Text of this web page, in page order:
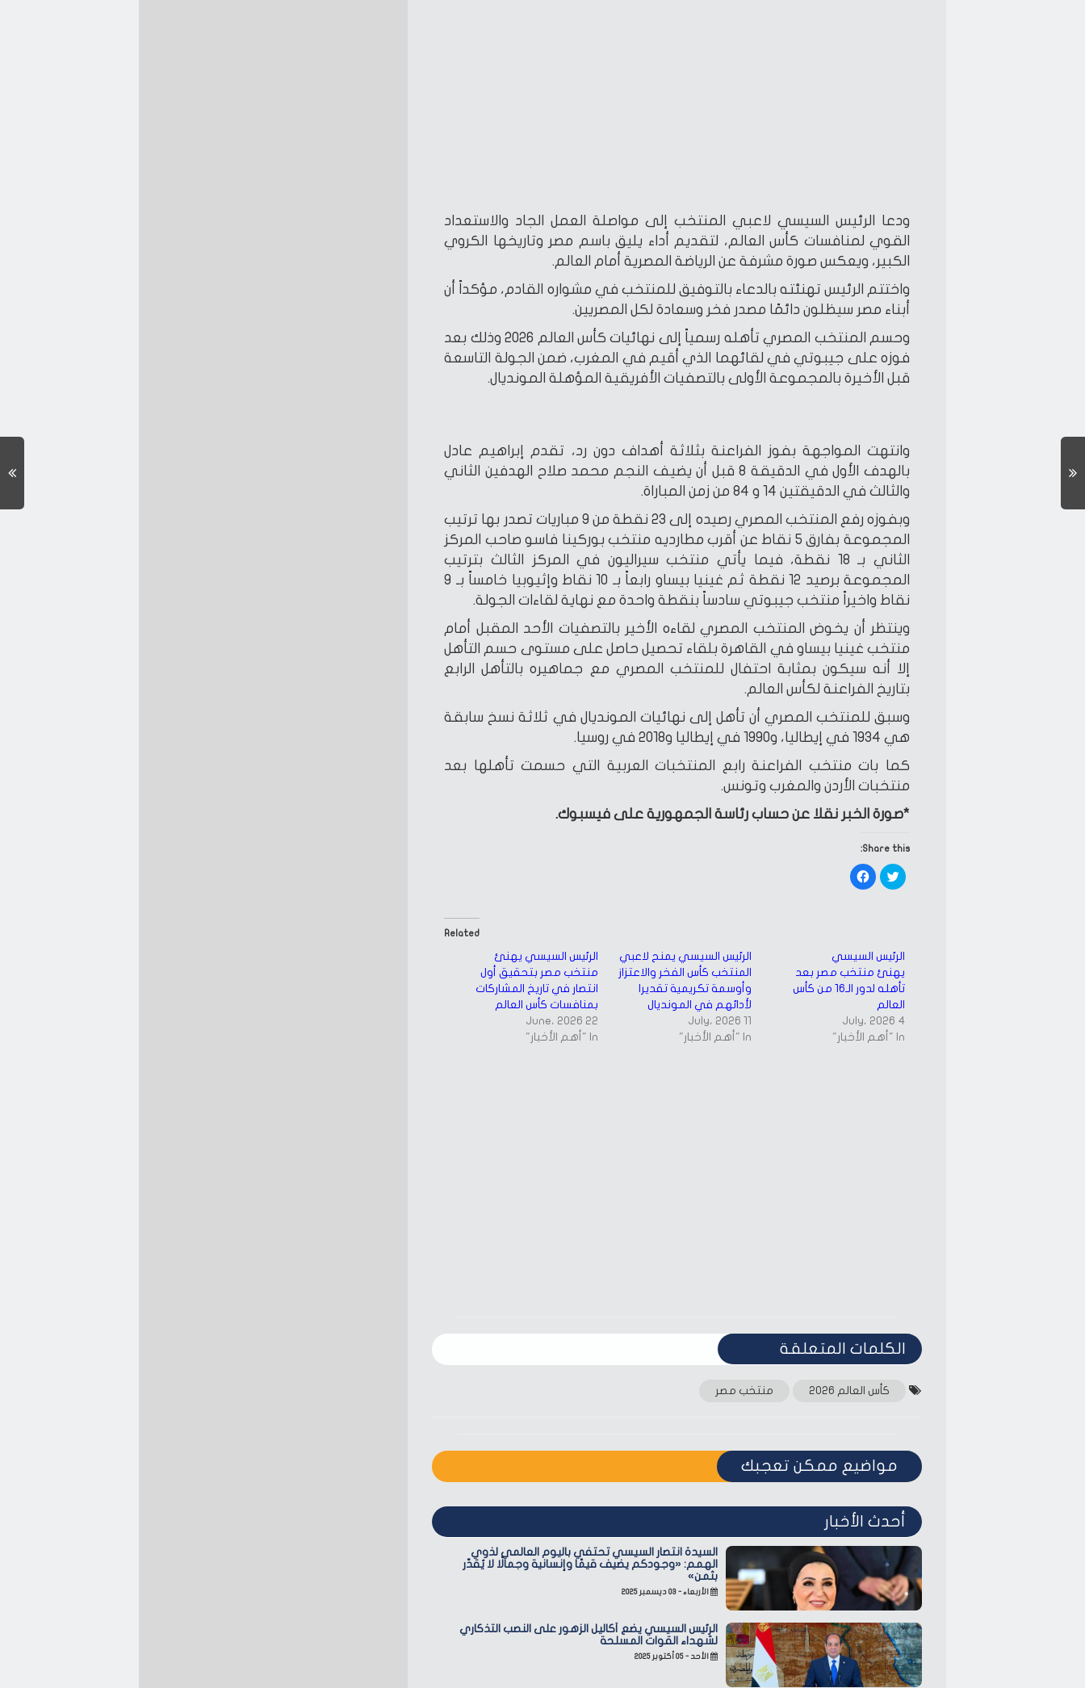
ودعا الرئيس السيسي لاعبي المنتخب إلى مواصلة العمل الجاد والاستعداد
القوي لمنافسات كأس العالم، لتقديم أداء يليق باسم مصر وتاريخها الكروي
الكبير، ويعكس صورة مشرفة عن الرياضة المصرية أمام العالم.
واختتم الرئيس تهنئته بالدعاء بالتوفيق للمنتخب في مشواره القادم، مؤكداً أن
أبناء مصر سيظلون دائمًا مصدر فخر وسعادة لكل المصريين.
وحسم المنتخب المصري تأهله رسمياً إلى نهائيات كأس العالم 2026 وذلك بعد
فوزه على جيبوتي في لقائهما الذي أقيم في المغرب، ضمن الجولة التاسعة
قبل الأخيرة بالمجموعة الأولى بالتصفيات الأفريقية المؤهلة المونديال.
وانتهت المواجهة بفوز الفراعنة بثلاثة أهداف دون رد، تقدم إبراهيم عادل
بالهدف الأول في الدقيقة 8 قبل أن يضيف النجم محمد صلاح الهدفين الثاني
والثالث في الدقيقتين 14 و 84 من زمن المباراة.
وبفوزه رفع المنتخب المصري رصيده إلى 23 نقطة من 9 مباريات تصدر بها ترتيب
المجموعة بفارق 5 نقاط عن أقرب مطارديه منتخب بوركينا فاسو صاحب المركز
الثاني بـ 18 نقطة، فيما يأتي منتخب سيراليون في المركز الثالث بترتيب
المجموعة برصيد 12 نقطة ثم غينيا بيساو رابعاً بـ 10 نقاط وإثيوبيا خامساً بـ 9
نقاط واخيراً منتخب جيبوتي سادساً بنقطة واحدة مع نهاية لقاءات الجولة.
وينتظر أن يخوض المنتخب المصري لقاءه الأخير بالتصفيات الأحد المقبل أمام
منتخب غينيا بيساو في القاهرة بلقاء تحصيل حاصل على مستوى حسم التأهل
إلا أنه سيكون بمثابة احتفال للمنتخب المصري مع جماهيره بالتأهل الرابع
بتاريخ الفراعنة لكأس العالم.
وسبق للمنتخب المصري أن تأهل إلى نهائيات المونديال في ثلاثة نسخ سابقة
هي 1934 في إيطاليا، و1990 في إيطاليا و2018 في روسيا.
كما بات منتخب الفراعنة رابع المنتخبات العربية التي حسمت تأهلها بعد
منتخبات الأردن والمغرب وتونس.
*صورة الخبر نقلا عن حساب رئاسة الجمهورية على فيسبوك.
Share this:
Click
to
share
window)
Click
to
window)
Related
الرئيس السيسي يهنئ
منتخب مصر بتحقيق أول
انتصار في تاريخ المشاركات
بمنافسات كأس العالم
22 June، 2026
In "أهم الأخبار"
الرئيس السيسي يمنح لاعبي
المنتخب كأس الفخر والاعتزاز
وأوسمة تكريمية تقديرا
لأدائهم في المونديال
11 July، 2026
In "أهم الأخبار"
الرئيس السيسي
يهنئ منتخب مصر بعد
تأهله لدور الـ16 من كأس
العالم
4 July، 2026
In "أهم الأخبار"
الكلمات المتعلقة‎
كأس العالم 2026 منتخب مصر
مواضيع ممكن تعجبك
أحدث الأخبار
السيدة انتصار السيسي تحتفي باليوم العالمي لذوي
الهمم: «وجودكم يضيف قيمًا وإنسانية وجمالًا لا يُقدّر
بثمن»
الأربعاء - ٠٣ ديسمبر ٢٠٢٥
الرئيس السيسي يضع أكاليل الزهور على النصب التذكاري
لشهداء القوات المسلحة
الأحد - ٠٥ أكتوبر ٢٠٢٥